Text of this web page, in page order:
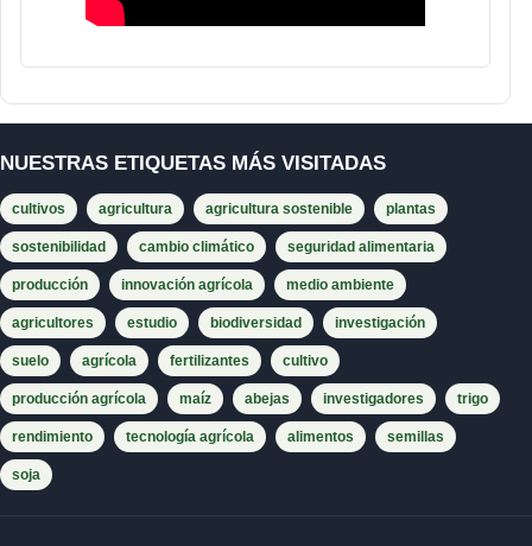
NUESTRAS ETIQUETAS MÁS VISITADAS
cultivos agricultura agricultura sostenible plantas
sostenibilidad cambio climático seguridad alimentaria
producción innovación agrícola medio ambiente
agricultores estudio biodiversidad investigación
suelo agrícola fertilizantes cultivo
producción agrícola maíz abejas investigadores trigo
rendimiento tecnología agrícola alimentos semillas
soja